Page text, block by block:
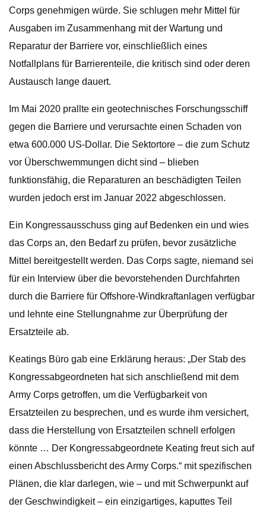
Corps genehmigen würde. Sie schlugen mehr Mittel für
Ausgaben im Zusammenhang mit der Wartung und
Reparatur der Barriere vor, einschließlich eines
Notfallplans für Barrierenteile, die kritisch sind oder deren
Austausch lange dauert.
Im Mai 2020 prallte ein geotechnisches Forschungsschiff
gegen die Barriere und verursachte einen Schaden von
etwa 600.000 US-Dollar. Die Sektortore – die zum Schutz
vor Überschwemmungen dicht sind – blieben
funktionsfähig, die Reparaturen an beschädigten Teilen
wurden jedoch erst im Januar 2022 abgeschlossen.
Ein Kongressausschuss ging auf Bedenken ein und wies
das Corps an, den Bedarf zu prüfen, bevor zusätzliche
Mittel bereitgestellt werden. Das Corps sagte, niemand sei
für ein Interview über die bevorstehenden Durchfahrten
durch die Barriere für Offshore-Windkraftanlagen verfügbar
und lehnte eine Stellungnahme zur Überprüfung der
Ersatzteile ab.
Keatings Büro gab eine Erklärung heraus: „Der Stab des
Kongressabgeordneten hat sich anschließend mit dem
Army Corps getroffen, um die Verfügbarkeit von
Ersatzteilen zu besprechen, und es wurde ihm versichert,
dass die Herstellung von Ersatzteilen schnell erfolgen
könnte … Der Kongressabgeordnete Keating freut sich auf
einen Abschlussbericht des Army Corps.“ mit spezifischen
Plänen, die klar darlegen, wie – und mit Schwerpunkt auf
der Geschwindigkeit – ein einzigartiges, kaputtes Teil